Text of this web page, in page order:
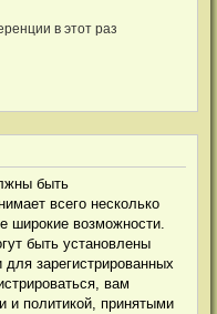
в этот раз
быть
всего несколько
широкие возможности.
быть установлены
зарегистрированных
вам
и политикой, принятыми